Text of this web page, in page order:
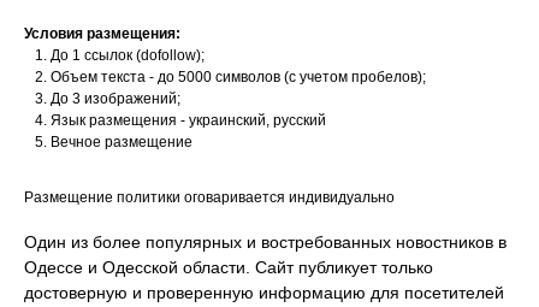
Условия размещения:
До 1 ссылок (dofollow);
Объем текста - до 5000 символов (с учетом пробелов);
До 3 изображений;
Язык размещения - украинский, русский
Вечное размещение
Размещение политики оговаривается индивидуально
Один из более популярных и востребованных новостников в
Одессе и Одесской области. Сайт публикует только
достоверную и проверенную информацию для посетителей